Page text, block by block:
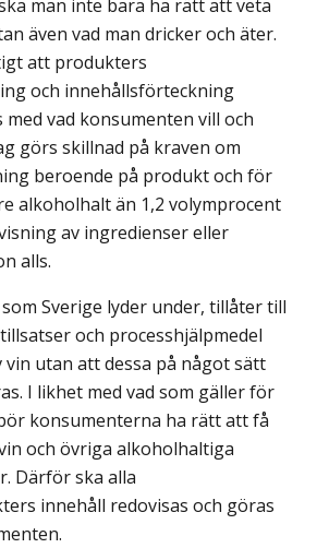
man inte bara ha rätt att veta
även vad man dricker och äter.
att produkters
och innehållsförteckning
vad konsumenten vill och
görs skillnad på kraven om
beroende på produkt och för
alkoholhalt än 1,2 volymprocent
av ingredienser eller
alls.
Sverige lyder under, tillåter till
och processhjälpmedel
utan att dessa på något sätt
I likhet med vad som gäller för
konsumenterna ha rätt att få
och övriga alkoholhaltiga
Därför ska alla
innehåll redovisas och göras